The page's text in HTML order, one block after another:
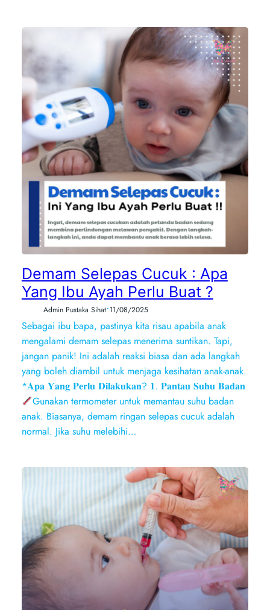
Demam Selepas Cucuk : Apa
Yang Ibu Ayah Perlu Buat ?
Admin Pustaka Sihat•11/08/2025
Sebagai ibu bapa, pastinya kita risau apabila anak
mengalami demam selepas menerima suntikan. Tapi,
jangan panik! Ini adalah reaksi biasa dan ada langkah
yang boleh diambil untuk menjaga kesihatan anak-anak.
*𝐀𝐩𝐚 𝐘𝐚𝐧𝐠 𝐏𝐞𝐫𝐥𝐮 𝐃𝐢𝐥𝐚𝐤𝐮𝐤𝐚𝐧? 𝟏. 𝐏𝐚𝐧𝐭𝐚𝐮 𝐒𝐮𝐡𝐮 𝐁𝐚𝐝𝐚𝐧
Gunakan termometer untuk memantau suhu badan
anak. Biasanya, demam ringan selepas cucuk adalah
normal. Jika suhu melebihi…